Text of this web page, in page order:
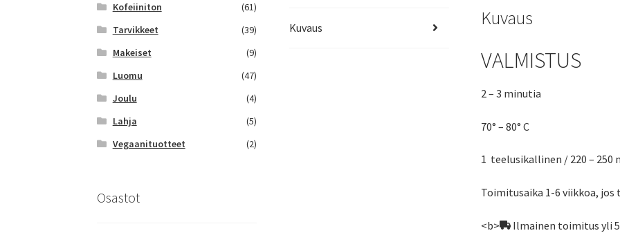
Kuvaus Kuvaus
VALMISTUS
2 – 3 minutia
70° – 80° C
1 teelusikallinen / 220 – 250
Toimitusaika 1-6 viikkoa,
<b> Ilmainen toimitus yli
Kofeiiniton
(61)
Tarvikkeet
(39)
Makeiset
(9)
Luomu
(47)
Joulu
(4)
Lahja
(5)
Vegaanituotteet
(2)
Osastot